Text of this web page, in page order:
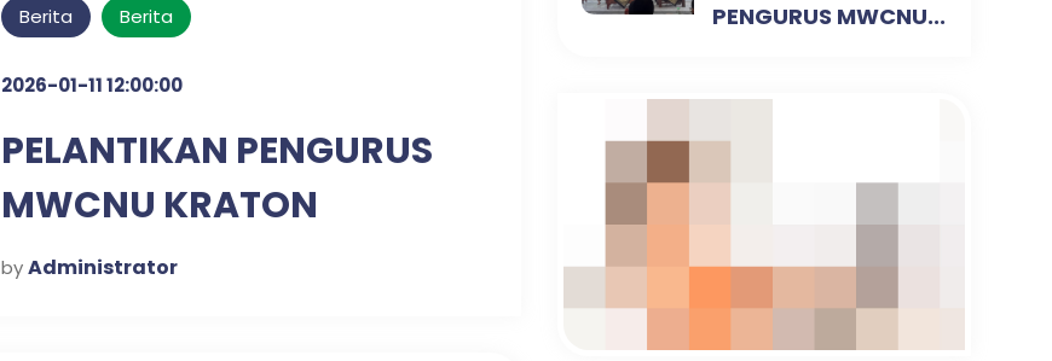
Berita Berita
2026-01-11 12:00:00
PELANTIKAN PENGURUS
MWCNU KRATON
by Administrator
PENGURUS MWCNU...